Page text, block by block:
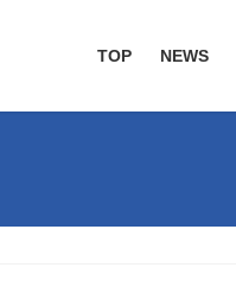
TOP NEWS